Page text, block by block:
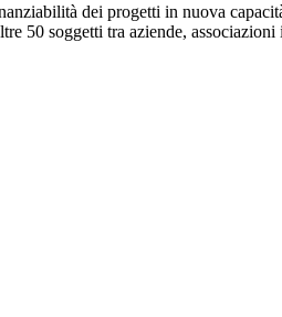
dei progetti in nuova
50 soggetti tra aziende,